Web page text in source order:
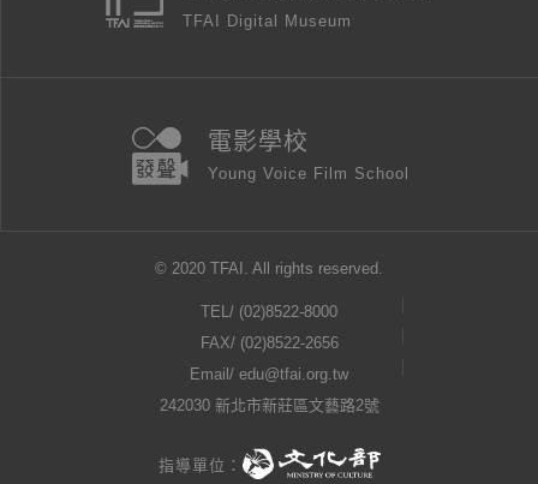
TFAI Digital Museum
電影學校
Young Voice Film School
© 2020 TFAI. All rights reserved.
TEL/ (02)8522-8000
FAX/ (02)8522-2656
Email/ edu@tfai.org.tw
242030 新北市新莊區文藝路2號
指導單位：